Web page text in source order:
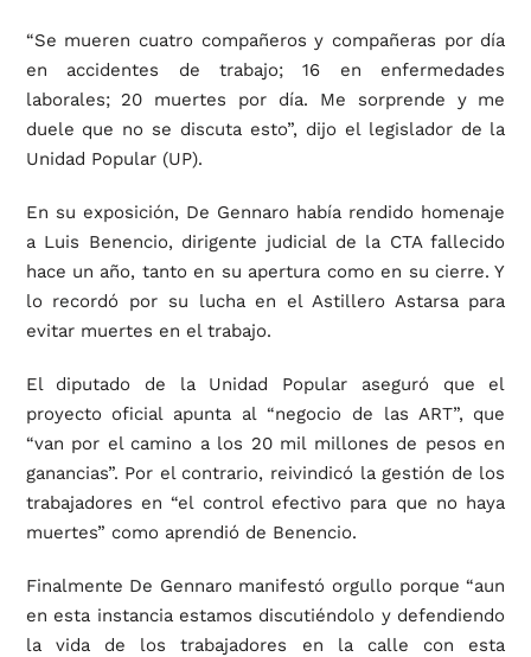
“Se mueren cuatro compañeros y compañeras por día
en accidentes de trabajo; 16 en enfermedades
laborales; 20 muertes por día. Me sorprende y me
duele que no se discuta esto”, dijo el legislador de la
Unidad Popular (UP).
En su exposición, De Gennaro había rendido homenaje
a Luis Benencio, dirigente judicial de la CTA fallecido
hace un año, tanto en su apertura como en su cierre. Y
lo recordó por su lucha en el Astillero Astarsa para
evitar muertes en el trabajo.
El diputado de la Unidad Popular aseguró que el
proyecto oficial apunta al “negocio de las ART”, que
“van por el camino a los 20 mil millones de pesos en
ganancias”. Por el contrario, reivindicó la gestión de los
trabajadores en “el control efectivo para que no haya
muertes” como aprendió de Benencio.
Finalmente De Gennaro manifestó orgullo porque “aun
en esta instancia estamos discutiéndolo y defendiendo
la vida de los trabajadores en la calle con esta